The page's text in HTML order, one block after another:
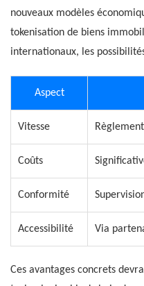
nouveaux modèles
tokenisation de biens
internationaux, les
Aspect
Vitesse
Coûts
Conformité
Accessibilité Via
Ces avantages concrets